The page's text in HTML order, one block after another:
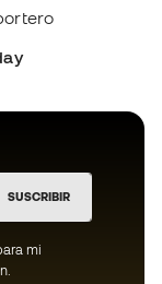
SUSCRIBIR
mi